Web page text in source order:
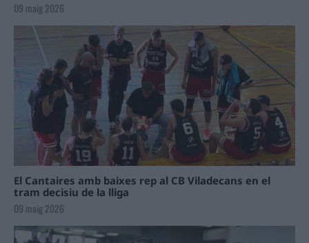
09 maig 2026
El Cantaires amb baixes rep al CB Viladecans en el
tram decisiu de la lliga
09 maig 2026